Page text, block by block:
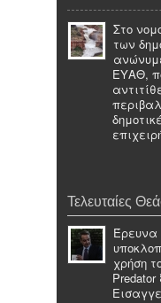
Στο
των
ΕΥΑΘ,
Τελευταίες
Έρευνα
χρήση